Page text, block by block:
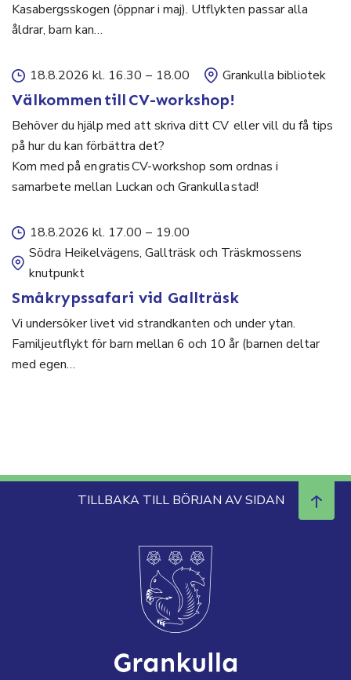
Kasabergsskogen (öppnar i maj). Utflykten passar alla
åldrar, barn kan…
18.8.2026 kl. 16.30 – 18.00 Grankulla bibliotek
Välkommen till CV-workshop!
Behöver du hjälp med att skriva ditt CV eller vill du få tips
på hur du kan förbättra det?
Kom med på en gratis CV-workshop som ordnas i
samarbete mellan Luckan och Grankulla stad!
18.8.2026 kl. 17.00 – 19.00
Södra Heikelvägens, Gallträsk och Träskmossens
knutpunkt
Småkrypssafari vid Gallträsk
Vi undersöker livet vid strandkanten och under ytan.
Familjeutflykt för barn mellan 6 och 10 år (barnen deltar
med egen…
TILLBAKA TILL BÖRJAN AV SIDAN